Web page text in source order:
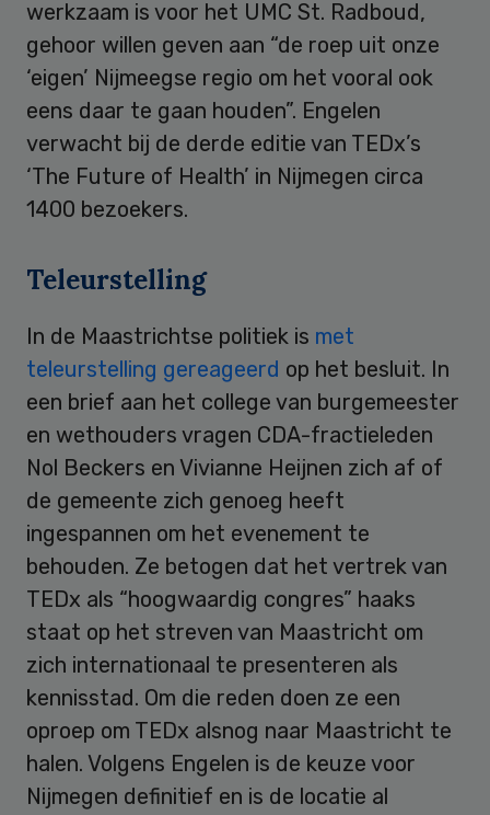
werkzaam is voor het UMC St. Radboud,
gehoor willen geven aan “de roep uit onze
‘eigen’ Nijmeegse regio om het vooral ook
eens daar te gaan houden”. Engelen
verwacht bij de derde editie van TEDx’s
‘The Future of Health’ in Nijmegen circa
1400 bezoekers.
Teleurstelling
In de Maastrichtse politiek is met
teleurstelling gereageerd op het besluit. In
een brief aan het college van burgemeester
en wethouders vragen CDA-fractieleden
Nol Beckers en Vivianne Heijnen zich af of
de gemeente zich genoeg heeft
ingespannen om het evenement te
behouden. Ze betogen dat het vertrek van
TEDx als “hoogwaardig congres” haaks
staat op het streven van Maastricht om
zich internationaal te presenteren als
kennisstad. Om die reden doen ze een
oproep om TEDx alsnog naar Maastricht te
halen. Volgens Engelen is de keuze voor
Nijmegen definitief en is de locatie al